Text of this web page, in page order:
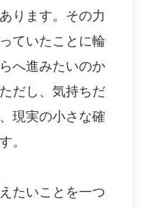
ります。その力
ていたことに輪
へ進みたいのか
だし、気持ちだ
現実の小さな確
。
たいことを一つ